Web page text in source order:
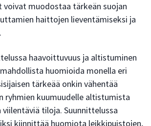
voivat muodostaa tärkeän suojan
haittojen lieventämiseksi ja
haavoittuvuus ja altistuminen
huomioida monella eri
tärkeää onkin vähentää
ryhmien kuumuudelle altistumista
tiloja. Suunnittelussa
kiinnittää huomiota leikkipuistojen,